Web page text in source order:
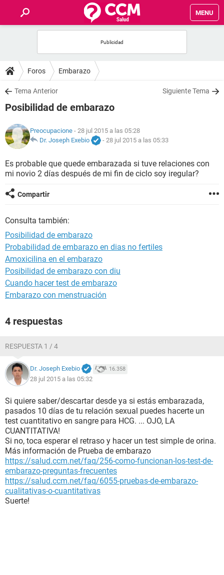
MENU
FOROS
SALUD
NUTRICIÓN
BIENESTAR
SEXUALIDAD
GLOSARIO
Foros Embarazo
Tema Anterior Siguiente Tema
Posibilidad de embarazo
Preocupacione - 28 jul 2015 a las 05:28
Dr. Joseph Exebio
- 28 jul 2015 a las 05:33
Es probable que quede embarazada si tuve relaciones con
mi novio 2 días después de mi fin de ciclo soy iregular?
Compartir
Consulta también:
Posibilidad de embarazo
Probabilidad de embarazo en dias no fertiles
Amoxicilina en el embarazo
Posibilidad de embarazo con diu
Cuando hacer test de embarazo
Embarazo con menstruación
4 respuestas
RESPUESTA 1 / 4
Dr. Joseph Exebio 16.358
28 jul 2015 a las 05:32
Si quiere saber/descartar desde ya si estás embarazada,
pasados 10 días de tu relación sexual puedes hacerte un
test cuantitativo en sangre para HCG. ... OJO, LA
CUANTITATIVA!
Si no, toca esperar el retraso y hacer un test simple de orina.
Más información de Prueba de embarazo
https://salud.ccm.net/faq/256-como-funcionan-los-test-de-
embarazo-preguntas-frecuentes
https://salud.ccm.net/faq/6055-pruebas-de-embarazo-
cualitativas-o-cuantitativas
Suerte!